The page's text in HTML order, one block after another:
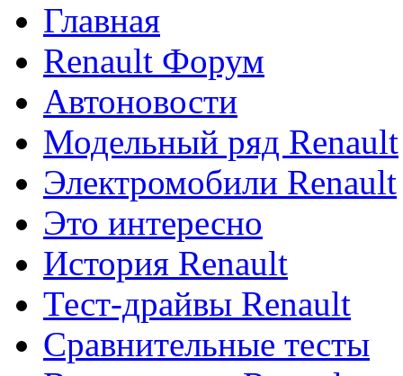
Главная
Renault Форум
Автоновости
Модельный ряд Renault
Электромобили Renault
Это интересно
История Renault
Тест-драйвы Renault
Сравнительные тесты